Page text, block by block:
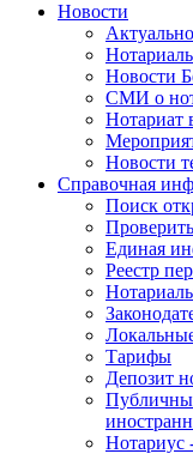
Новости
Актуально
Новости
СМИ о
Нотариат
Новости
Справочная
Поиск
Единая
Реестр
Тарифы
Депозит
Нотариус